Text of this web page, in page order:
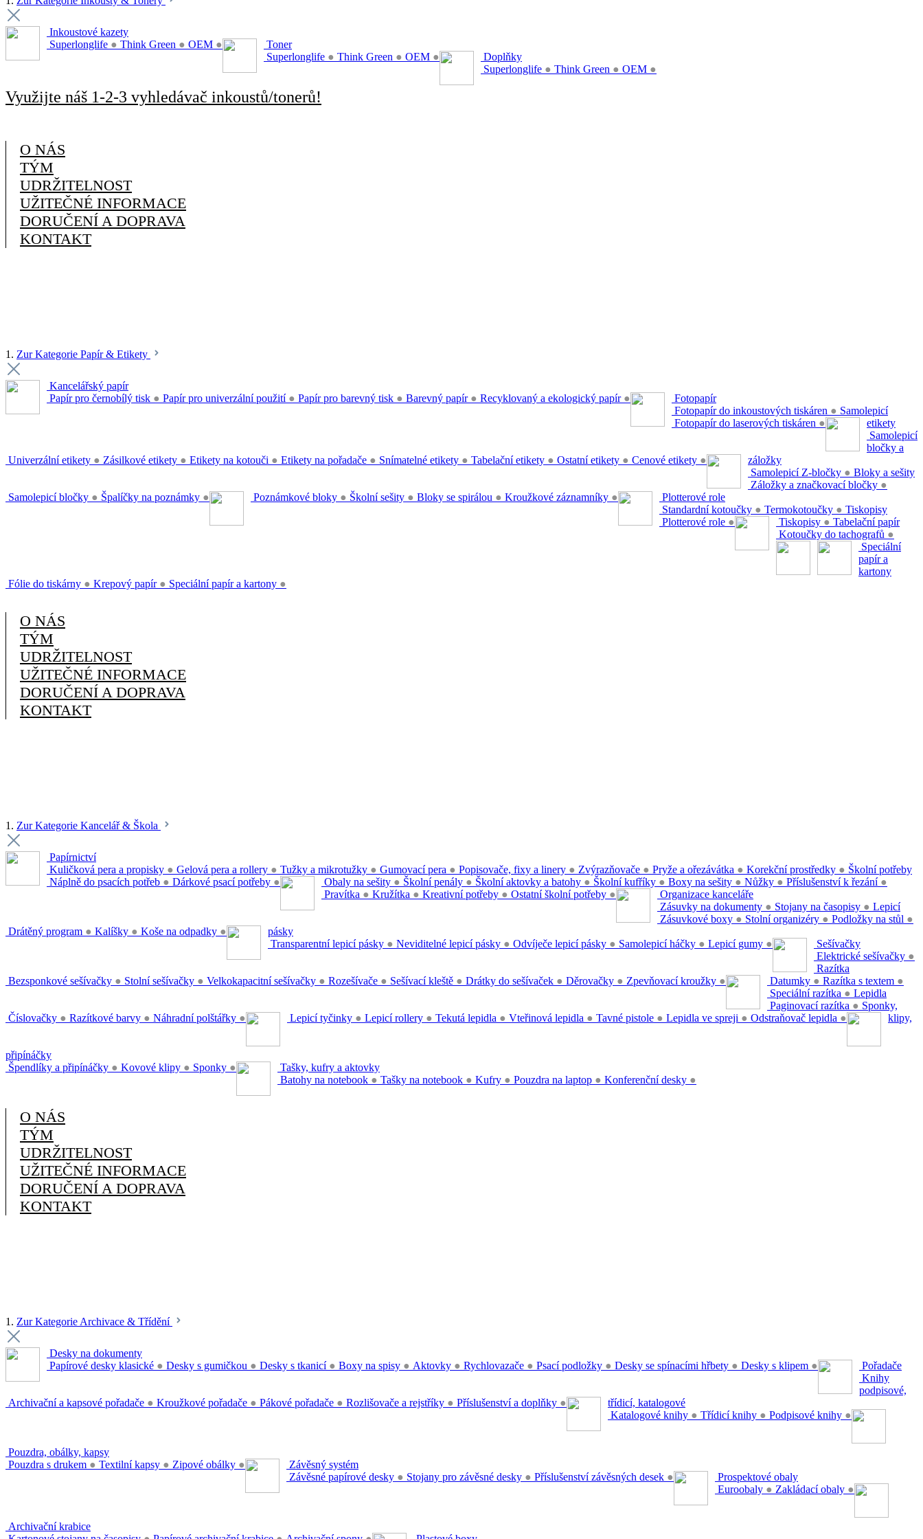
Inkoustové kazety
Superlonglife ● Think Green ● OEM ●
Toner
Superlonglife ● Think Green ● OEM ●
Doplňky
Superlonglife ● Think Green ● OEM ●
Využijte náš 1-2-3 vyhledávač inkoustů/tonerů!
O NÁS
TÝM
UDRŽITELNOST
UŽITEČNÉ INFORMACE
DORUČENÍ A DOPRAVA
KONTAKT
1. Zur Kategorie Papír & Etikety
Kancelářský papír
Papír pro černobílý tisk ● Papír pro univerzální použití ● Papír pro barevný tisk ● Barevný papír ● Recyklovaný a ekologický papír ●
Fotopapír
Fotopapír do inkoustových tiskáren ●
Fotopapír do laserových tiskáren ●
Samolepicí
etikety
Univerzální etikety ● Zásilkové etikety ● Etikety na kotouči ● Etikety na pořadače ● Snímatelné etikety ● Tabelační etikety ● Ostatní etikety ● Cenové etikety ●
Samolepicí
bločky a
záložky
Samolepicí Z-bločky ●
Záložky a značkovací bločky ●
Samolepicí bločky ● Špalíčky na poznámky ●
Bloky a sešity
Poznámkové bloky ● Školní sešity ● Bloky se spirálou ● Kroužkové záznamníky ●
Plotterové role
Standardní kotoučky ● Termokotoučky ●
Plotterové role ●
Tiskopisy
Tiskopisy ●
Kotoučky do tachografů ●
Tabelační papír
Speciální
papír a
kartony
Fólie do tiskárny ● Krepový papír ● Speciální papír a kartony ●
O NÁS
TÝM
UDRŽITELNOST
UŽITEČNÉ INFORMACE
DORUČENÍ A DOPRAVA
KONTAKT
1. Zur Kategorie Kancelář & Škola
Papírnictví
Kuličková pera a propisky ● Gelová pera a rollery ● Tužky a mikrotužky ● Gumovací pera ● Popisovače, fixy a linery ● Zvýrazňovače ● Pryže a ořezávátka ● Korekční prostředky ●
Náplně do psacích potřeb ● Dárkové psací potřeby ●
Školní potřeby
Obaly na sešity ● Školní penály ● Školní aktovky a batohy ● Školní kufříky ● Boxy na sešity ● Nůžky ● Příslušenství k řezání ●
Pravítka ● Kružítka ● Kreativní potřeby ● Ostatní školní potřeby ●
Organizace kanceláře
Zásuvky na dokumenty ● Stojany na časopisy ●
Zásuvkové boxy ● Stolní organizéry ● Podložky na stůl ●
Drátěný program ● Kalíšky ● Koše na odpadky ●
Lepicí
pásky
Transparentní lepicí pásky ● Neviditelné lepicí pásky ● Odvíječe lepicí pásky ● Samolepicí háčky ● Lepicí gumy ●
Sešívačky
Elektrické sešívačky ●
Bezsponkové sešívačky ● Stolní sešívačky ● Velkokapacitní sešívačky ● Rozešívače ● Sešívací kleště ● Drátky do sešívaček ● Děrovačky ● Zpevňovací kroužky ●
Razítka
Datumky ● Razítka s textem ●
Speciální razítka ●
Paginovací razítka ●
Číslovačky ● Razítkové barvy ● Náhradní polštářky ●
Lepidla
Lepicí tyčinky ● Lepicí rollery ● Tekutá lepidla ● Vteřinová lepidla ● Tavné pistole ● Lepidla ve spreji ● Odstraňovač lepidla ●
Sponky,
klipy,
připínáčky
Špendlíky a připínáčky ● Kovové klipy ● Sponky ●
Tašky, kufry a aktovky
Batohy na notebook ● Tašky na notebook ● Kufry ● Pouzdra na laptop ● Konferenční desky ●
O NÁS
TÝM
UDRŽITELNOST
UŽITEČNÉ INFORMACE
DORUČENÍ A DOPRAVA
KONTAKT
1. Zur Kategorie Archivace & Třídění
Desky na dokumenty
Papírové desky klasické ● Desky s gumičkou ● Desky s tkanicí ● Boxy na spisy ● Aktovky ● Rychlovazače ● Psací podložky ● Desky se spínacími hřbety ● Desky s klipem ● Pořadače
Archivační a kapsové pořadače ● Kroužkové pořadače ● Pákové pořadače ● Rozlišovače a rejstříky ● Příslušenství a doplňky ●
Knihy
podpisové,
třídicí, katalogové
Katalogové knihy ● Třídicí knihy ● Podpisové knihy ●
Pouzdra, obálky, kapsy
Pouzdra s drukem ● Textilní kapsy ● Zipové obálky ●
Závěsný systém
Závěsné papírové desky ● Stojany pro závěsné desky ● Příslušenství závěsných desek ●
Prospektové obaly
Euroobaly ● Zakládací obaly ●
Archivační krabice